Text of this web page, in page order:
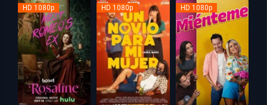
HD 1080p HD 1080p HD 1080p